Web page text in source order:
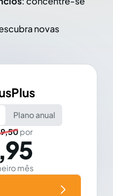
novas
Plano anual
por
mês